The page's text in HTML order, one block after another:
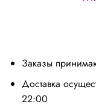
Заказы
Доставка
22:00